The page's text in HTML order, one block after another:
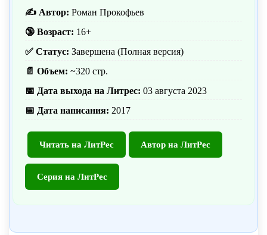
✍️ Автор: Роман Прокофьев
🔞 Возраст: 16+
✅ Статус: Завершена (Полная версия)
📄 Объем: ~320 стр.
📅 Дата выхода на Литрес: 03 августа 2023
📅 Дата написания: 2017
Читать на ЛитРес Автор на ЛитРес
Серия на ЛитРес